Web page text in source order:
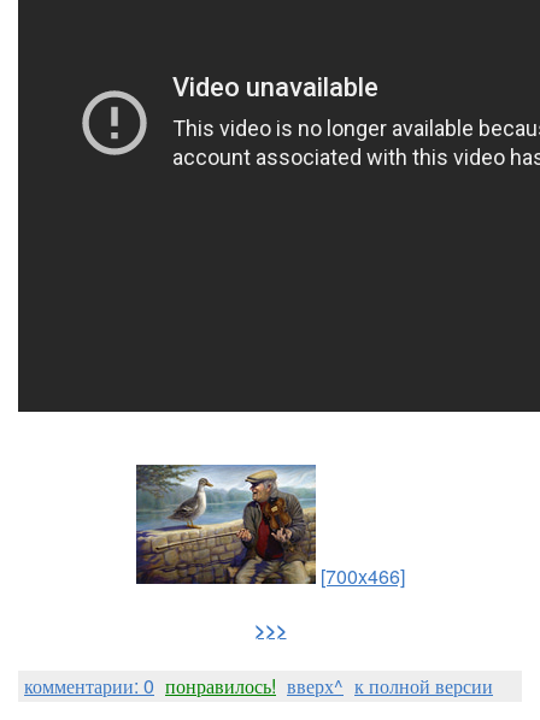
[700x466]
>>>
комментарии: 0 понравилось! вверх^ к полной версии